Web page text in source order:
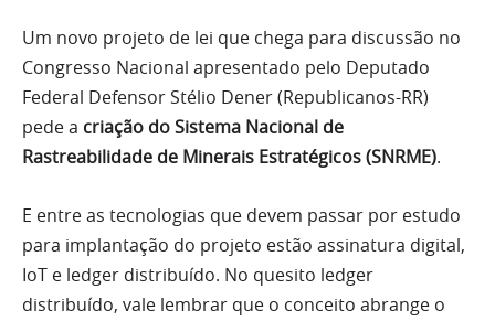
Um novo projeto de lei que chega para discussão no
Congresso Nacional apresentado pelo Deputado
Federal Defensor Stélio Dener (Republicanos-RR)
pede a criação do Sistema Nacional de
Rastreabilidade de Minerais Estratégicos (SNRME).
E entre as tecnologias que devem passar por estudo
para implantação do projeto estão assinatura digital,
IoT e ledger distribuído. No quesito ledger
distribuído, vale lembrar que o conceito abrange o